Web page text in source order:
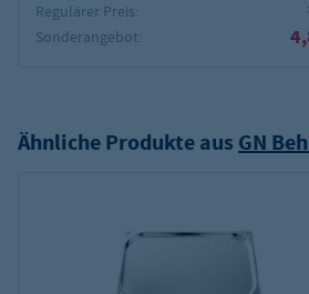
Regulärer Preis:
Sonderangebot:
Ähnliche Produkte aus GN